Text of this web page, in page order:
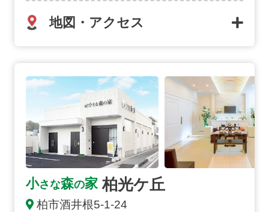
地図・アクセス
小さな森の家 柏光ケ丘
柏市酒井根5-1-24